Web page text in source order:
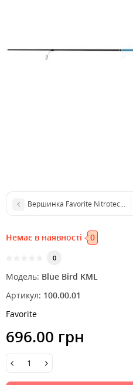
Вершинка Favorite Nitrotech
Немає в наявності 0
0
Модель: Blue Bird KML
Артикул: 100.00.01
Favorite
696.00 грн